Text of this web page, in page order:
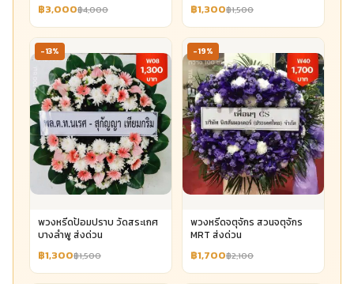
฿3,000฿4,000 ฿1,300฿1,500
-13%
พวงหรีดป้อมปราบ วัดสระเกศ
บางลำพู ส่งด่วน
฿1,300฿1,500
-19%
พวงหรีดจตุจักร สวนจตุจักร
MRT ส่งด่วน
฿1,700฿2,100